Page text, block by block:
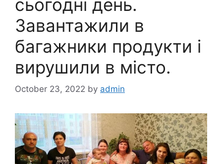
сьогодні день.
Завантажили в
багажники продукти і
вирушили в місто.
October 23, 2022 by admin